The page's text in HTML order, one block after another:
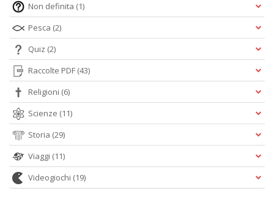
Non definita (1)
Pesca (2)
Quiz (2)
Raccolte PDF (43)
Religioni (6)
Scienze (11)
Storia (29)
Viaggi (11)
Videogiochi (19)